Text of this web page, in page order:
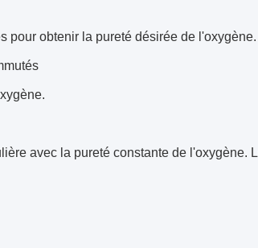
pour obtenir la pureté désirée de l'oxygène.
avec la pureté constante de l'oxygène.